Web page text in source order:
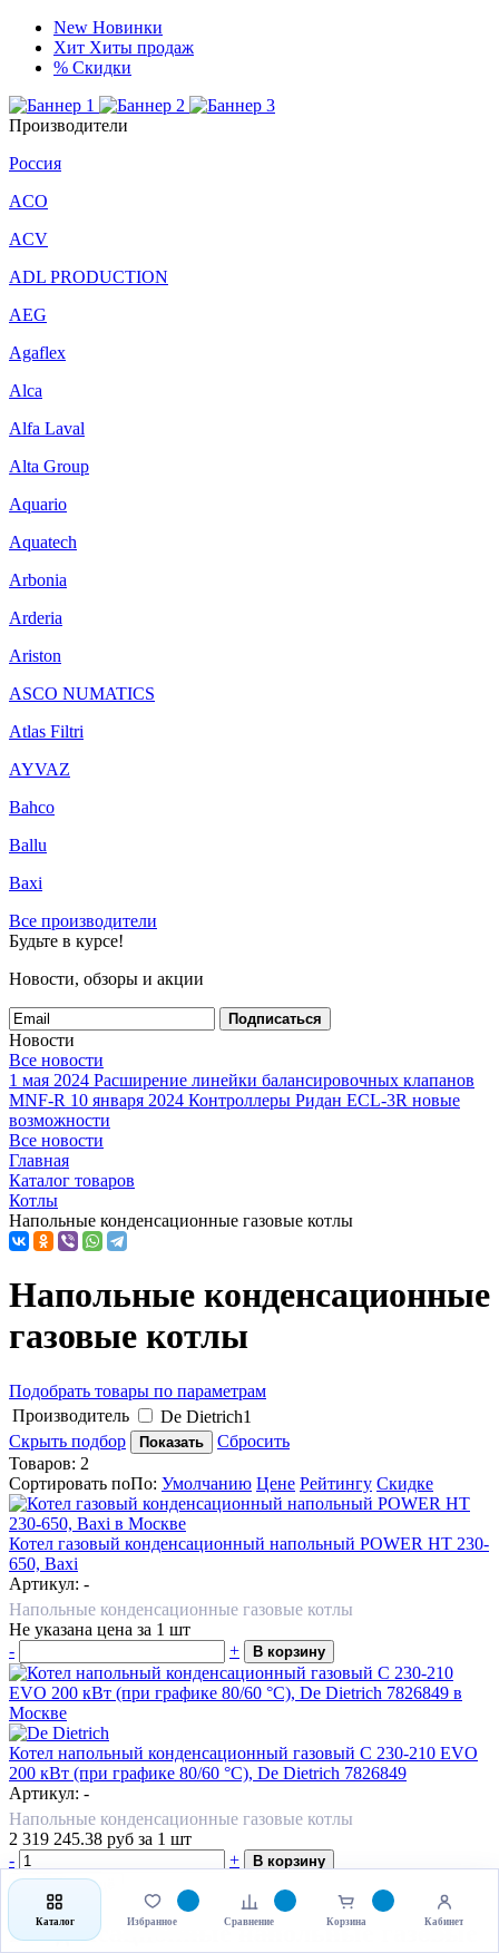
New Новинки
Хит Хиты продаж
% Скидки
Производители
Россия
ACO
ACV
ADL PRODUCTION
AEG
Agaflex
Alca
Alfa Laval
Alta Group
Aquario
Aquatech
Arbonia
Arderia
Ariston
ASCO NUMATICS
Atlas Filtri
AYVAZ
Bahco
Ballu
Baxi
Все производители
Будьте в курсе!
Новости, обзоры и акции
Подписаться
Новости
Все новости
1 мая 2024 Расширение линейки балансировочных клапанов
MNF-R 10 января 2024 Контроллеры Ридан ECL-3R новые
возможности
Все новости
Главная
Каталог товаров
Котлы
Напольные конденсационные газовые котлы
Напольные конденсационные
газовые котлы
Подобрать товары по параметрам
Производитель
De Dietrich1
Скрыть подбор
Показать
Сбросить
Товаров: 2
Сортировать поПо: Умолчанию Цене Рейтингу Скидке
Котел газовый конденсационный напольный POWER HT 230-
650, Baxi
Артикул: -
Напольные конденсационные газовые котлы
Не указана цена за 1 шт
-
+ В корзину
Котел напольный конденсационный газовый C 230-210 EVO
200 кВт (при графике 80/60 °С), De Dietrich 7826849
Артикул: -
Напольные конденсационные газовые котлы
2 319 245.38 руб за 1 шт
-
+
В корзину
Показать ещё
Конденсационные напольные газовые
Каталог Избранное Сравнение Корзина Кабинет